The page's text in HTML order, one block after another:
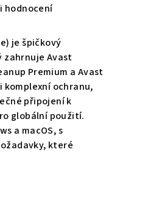
hodnocení
je špičkový
Avast
Premium a Avast
komplexní ochranu,
připojení k
globální použití.
a macOS, s
které